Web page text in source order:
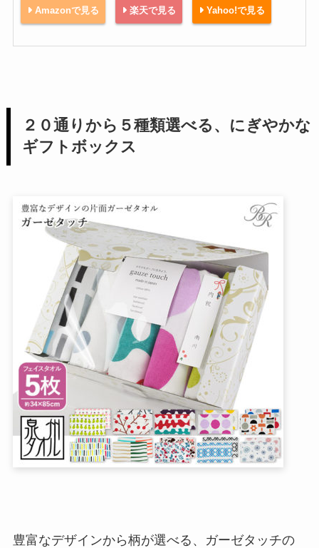
Amazonで見る 楽天で見る Yahoo!で見る
２０通りから５種類選べる、にぎやかな
ギフトボックス
豊富なデザインから柄が選べる、ガーゼタッチの